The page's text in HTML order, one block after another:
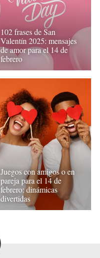
102 frases de San
Valentín 2025: mensajes
de amor para el 14 de
febrero
Juegos con amigos o en
pareja para el 14 de
febrero: dinámicas
divertidas